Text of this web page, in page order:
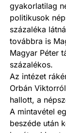
gyakorlatilag
politikusok
százaléka
továbbra is
Magyar Péter
százalékos.
Az intézet
Orbán
hallott, a
A mintavétel
beszéde után